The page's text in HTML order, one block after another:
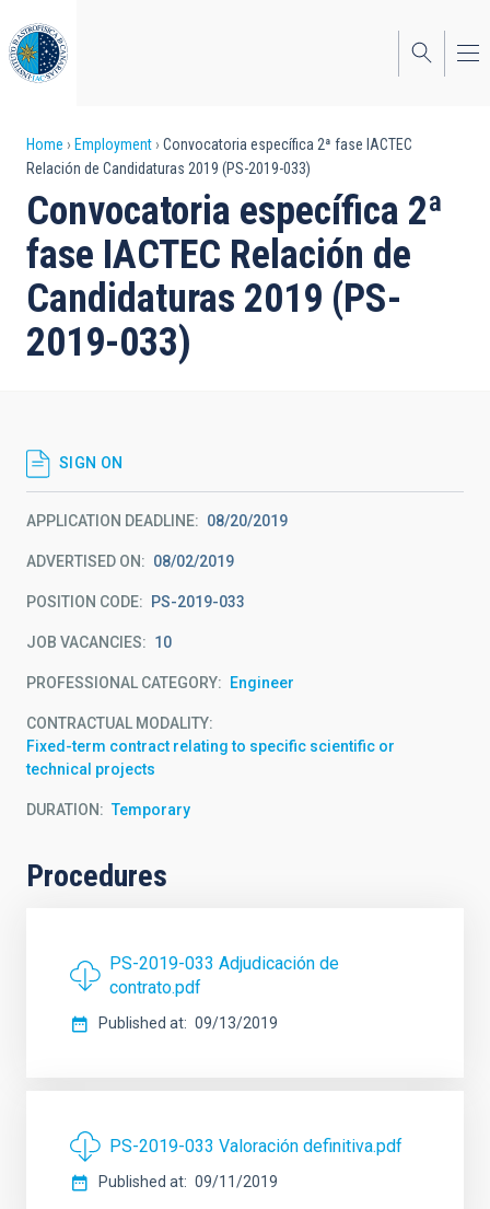
to
main
content
Breadcrumb
Home Employment
Convocatoria específica 2ª fase IACTEC
Relación de Candidaturas 2019 (PS-2019-033)
Convocatoria específica 2ª
fase IACTEC Relación de
Candidaturas 2019 (PS-
2019-033)
SIGN ON
APPLICATION DEADLINE 08/20/2019
ADVERTISED ON 08/02/2019
POSITION CODE PS-2019-033
JOB VACANCIES 10
PROFESSIONAL CATEGORY Engineer
CONTRACTUAL MODALITY
Fixed-term contract relating to specific scientific or
technical projects
DURATION Temporary
Procedures
PS-2019-033 Adjudicación de
contrato.pdf
Published at 09/13/2019
PS-2019-033 Valoración definitiva.pdf
Published at 09/11/2019